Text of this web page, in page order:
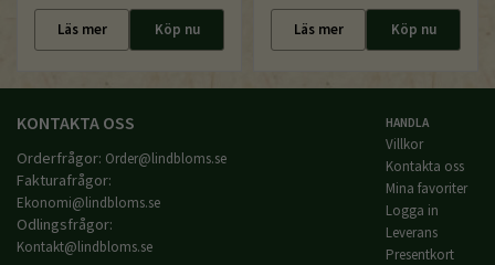
Läs mer Köp nu Läs mer Köp nu
KONTAKTA OSS
Orderfrågor: Order@lindbloms.se
Fakturafrågor:
Ekonomi@lindbloms.se
Odlingsfrågor:
Kontakt@lindbloms.se
HANDLA
Villkor
Kontakta oss
Mina favoriter
Logga in
Leverans
Presentkort